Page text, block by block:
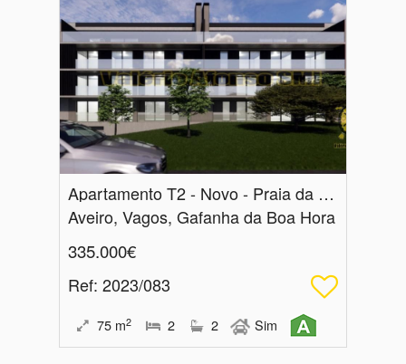
Apartamento T2 - Novo - Praia da Vagueira - Vista Ria
Aveiro, Vagos, Gafanha da Boa Hora
335.000€
Ref: 2023/083
75 m2 2 2 Sim